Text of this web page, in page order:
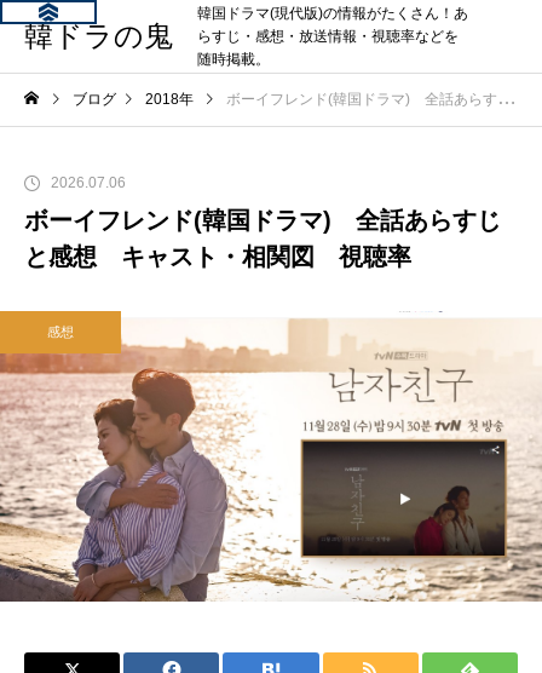
韓ドラの鬼
韓国ドラマ(現代版)の情報がたくさん！あ
らすじ・感想・放送情報・視聴率などを
随時掲載。
ブログ 2018年 ボーイフレンド(韓国ドラマ) 全話あらすじと感想 キャスト・相関図 視聴率
2026.07.06
ボーイフレンド(韓国ドラマ) 全話あらすじ
と感想 キャスト・相関図 視聴率
感想